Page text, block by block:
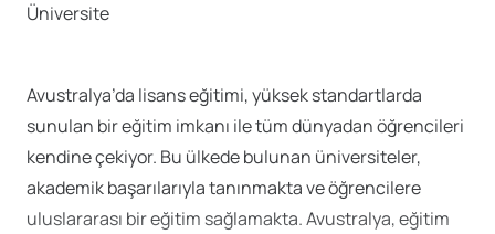
Üniversite
Avustralya’da lisans eğitimi, yüksek standartlarda
sunulan bir eğitim imkanı ile tüm dünyadan öğrencileri
kendine çekiyor. Bu ülkede bulunan üniversiteler,
akademik başarılarıyla tanınmakta ve öğrencilere
uluslararası bir eğitim sağlamakta. Avustralya, eğitim